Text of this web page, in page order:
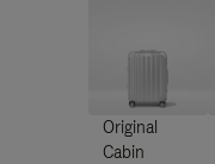
Original
Cabin